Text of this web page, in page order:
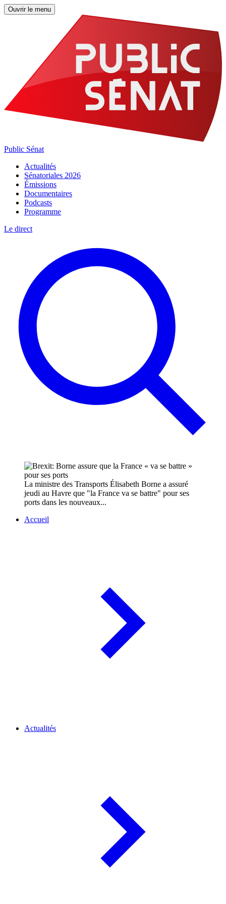
Ouvrir le menu
Public Sénat
Actualités
Sénatoriales 2026
Émissions
Documentaires
Podcasts
Programme
Le direct
La ministre des Transports Élisabeth Borne a assuré
jeudi au Havre que "la France va se battre" pour ses
ports dans les nouveaux...
Accueil
Actualités